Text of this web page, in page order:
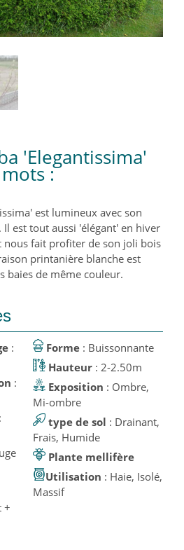
'Elegantissima'
:
est lumineux avec son
est tout aussi 'élégant' en hiver
nous fait profiter de son joli bois
printanière blanche est
baies de même couleur.
:
:
:
+
Forme
: Buissonnante
Hauteur: 2-2.50m
Exposition : Ombre,
Mi-ombre
type de sol : Drainant,
Frais, Humide
Plante mellifère
Utilisation : Haie, Isolé,
Massif